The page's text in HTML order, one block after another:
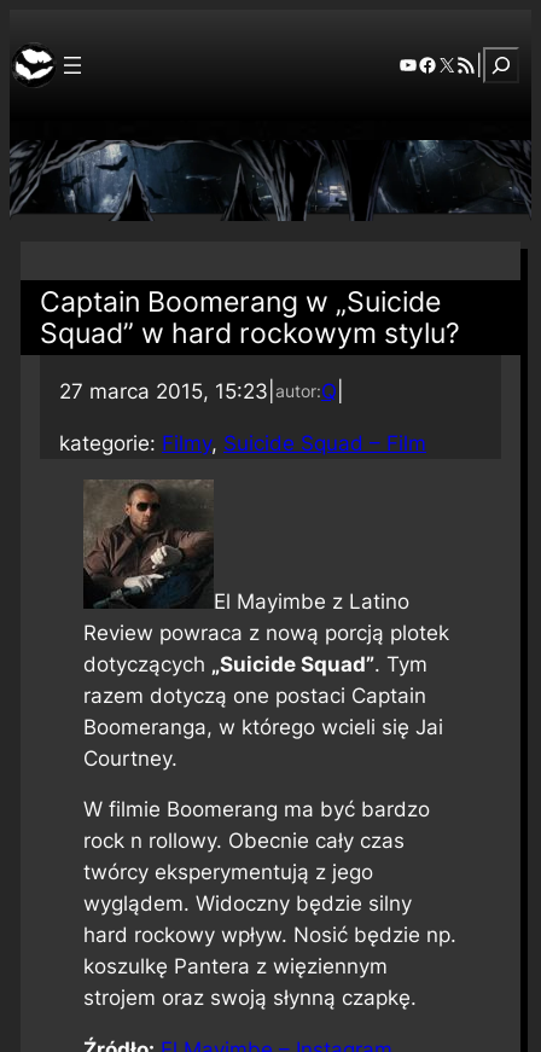
YouTube
Facebook
X RSS Feed
Captain Boomerang w „Suicide
Squad” w hard rockowym stylu?
27 marca 2015, 15:23 autor:Q
kategorie: Filmy, Suicide Squad – Film
El Mayimbe z Latino
Review powraca z nową porcją plotek
dotyczących „Suicide Squad”. Tym
razem dotyczą one postaci Captain
Boomeranga, w którego wcieli się Jai
Courtney.
W filmie Boomerang ma być bardzo
rock n rollowy. Obecnie cały czas
twórcy eksperymentują z jego
wyglądem. Widoczny będzie silny
hard rockowy wpływ. Nosić będzie np.
koszulkę Pantera z więziennym
strojem oraz swoją słynną czapkę.